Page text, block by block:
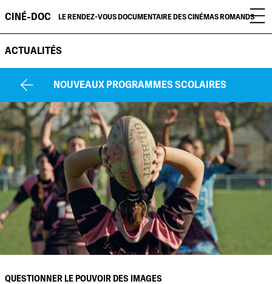
CINÉ-DOC LE RENDEZ-VOUS DOCUMENTAIRE DES CINÉMAS ROMANDS
ACTUALITÉS
NOUVEAUX PROGRAMMES SCOLAIRES
QUESTIONNER LE POUVOIR DES IMAGES